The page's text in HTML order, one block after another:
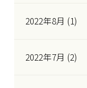
2022年8月 (1)
2022年7月 (2)